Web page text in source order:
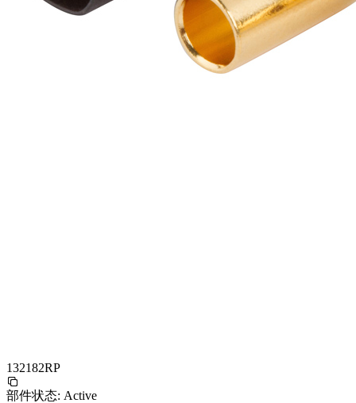
132182RP
部件状态: Active